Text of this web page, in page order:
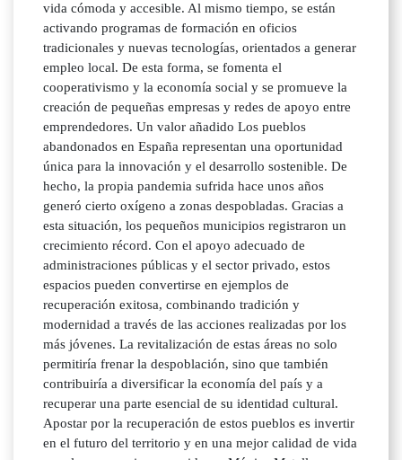
vida cómoda y accesible. Al mismo tiempo, se están
activando programas de formación en oficios
tradicionales y nuevas tecnologías, orientados a generar
empleo local. De esta forma, se fomenta el
cooperativismo y la economía social y se promueve la
creación de pequeñas empresas y redes de apoyo entre
emprendedores. Un valor añadido Los pueblos
abandonados en España representan una oportunidad
única para la innovación y el desarrollo sostenible. De
hecho, la propia pandemia sufrida hace unos años
generó cierto oxígeno a zonas despobladas. Gracias a
esta situación, los pequeños municipios registraron un
crecimiento récord. Con el apoyo adecuado de
administraciones públicas y el sector privado, estos
espacios pueden convertirse en ejemplos de
recuperación exitosa, combinando tradición y
modernidad a través de las acciones realizadas por los
más jóvenes. La revitalización de estas áreas no solo
permitiría frenar la despoblación, sino que también
contribuiría a diversificar la economía del país y a
recuperar una parte esencial de su identidad cultural.
Apostar por la recuperación de estos pueblos es invertir
en el futuro del territorio y en una mejor calidad de vida